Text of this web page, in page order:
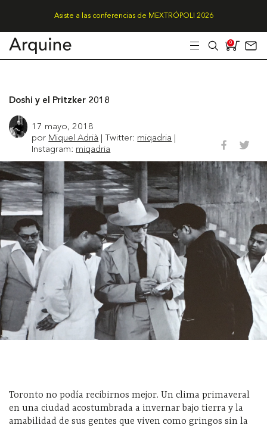
Asiste a las conferencias de MEXTRÓPOLI 2026
0
Doshi y el Pritzker 2018
17 mayo, 2018
por Miquel Adrià | Twitter: miqadria |
Instagram: miqadria
Toronto no podía recibirnos mejor. Un clima primaveral
en una ciudad acostumbrada a invernar bajo tierra y la
amabilidad de sus gentes que viven como gringos sin la